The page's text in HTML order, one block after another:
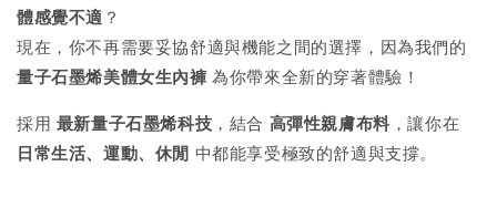
體感覺不適 ？
現在，你不再需要妥協舒適與機能之間的選擇，因為我們的
量子石墨烯美體女生內褲 為你帶來全新的穿著體驗！
採用 最新量子石墨烯科技 ，結合 高彈性親膚布料 ，讓你在
日常生活、運動、休閒 中都能享受極致的舒適與支撐。